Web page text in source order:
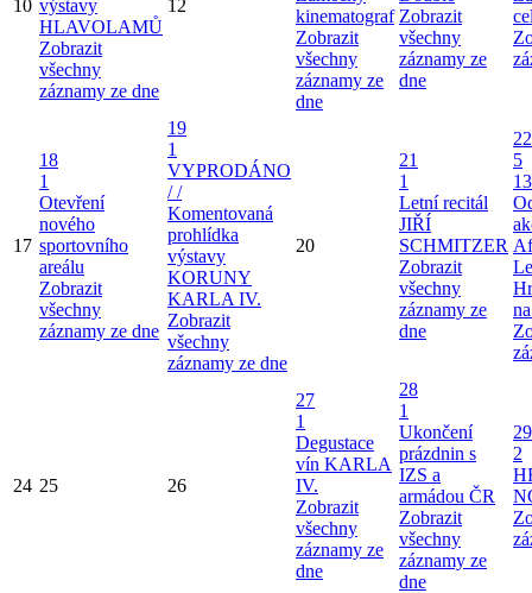
10 výstavy
HLAVOLAMŮ
Zobrazit
všechny
záznamy ze dne
12
kinematograf
Zobrazit
všechny
záznamy ze
dne
Zobrazit
všechny
záznamy ze
dne
17
18
1
Otevření
nového
sportovního
areálu
Zobrazit
všechny
záznamy ze dne
19
1
VYPRODÁNO
/ /
Komentovaná
prohlídka
výstavy
KORUNY
KARLA IV.
Zobrazit
všechny
záznamy ze dne
20
21
1
Letní recitál
JIŘÍ
SCHMITZER
Zobrazit
všechny
záznamy ze
dne
22
5
24 25 26
27
1
Degustace
vín KARLA
IV.
Zobrazit
všechny
záznamy ze
dne
28
1
Ukončení
prázdnin s
IZS a
armádou ČR
Zobrazit
všechny
záznamy ze
dne
29
2